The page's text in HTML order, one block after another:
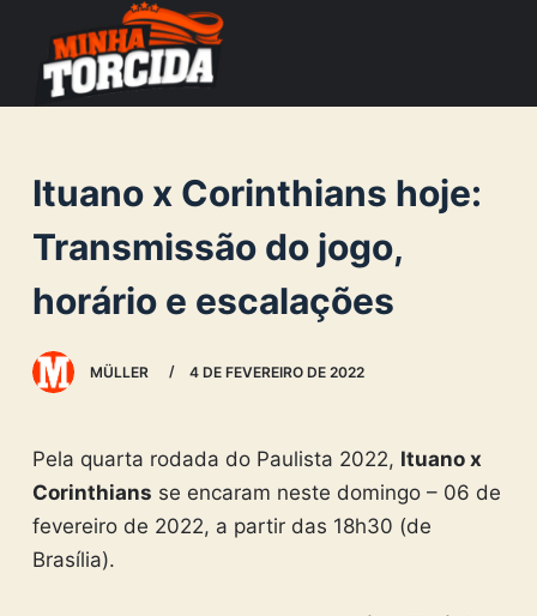
c
e
Ituano x Corinthians hoje:
Transmissão do jogo,
horário e escalações
MÜLLER 4 DE FEVEREIRO DE 2022
Pela quarta rodada do Paulista 2022, Ituano x
Corinthians se encaram neste domingo – 06 de
fevereiro de 2022, a partir das 18h30 (de
Brasília).